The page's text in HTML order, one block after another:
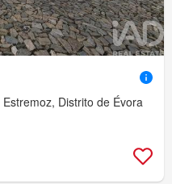
Distrito de Évora